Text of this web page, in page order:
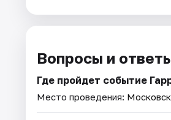
Вопросы и
Где пройдет событие
Место проведения: